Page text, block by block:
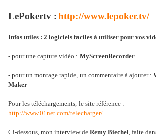
LePokertv :http://www.lepoker.tv/
Infos utiles : 2 logiciels faciles à utiliser pour vos
- pour une capture vidéo : MyScreenRecorder
- pour un montage rapide, un commentaire à ajouter :
Maker
Pour les téléchargements, le site référence :
http://www.01net.com/telecharger/
Ci-dessous, mon interview de Remy Biechel, faite